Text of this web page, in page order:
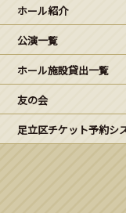
こどもみーてぃんぐ
Gがくえん
ブランドからのお知らせ
ホール紹介
公演一覧
ホール施設貸出一覧
友の会
足立区チケット予約シ